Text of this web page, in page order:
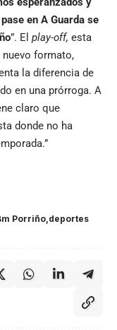
en A Guarda se
”. El play-off, esta
formato,
la diferencia de
en una prórroga. A
claro que
donde no ha
Porriño deportes